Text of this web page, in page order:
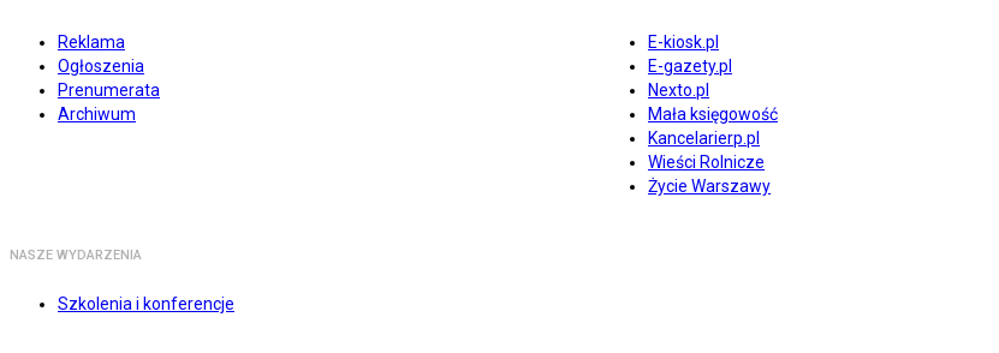
Reklama
Ogłoszenia
Prenumerata
Archiwum
E-kiosk.pl
E-gazety.pl
Nexto.pl
Mała księgowość
Kancelarierp.pl
Wieści Rolnicze
Życie Warszawy
NASZE WYDARZENIA
Szkolenia i konferencje